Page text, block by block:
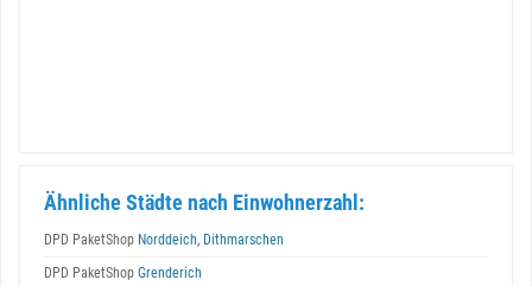
Ähnliche Städte nach Einwohnerzahl:
DPD PaketShop Norddeich, Dithmarschen
DPD PaketShop Grenderich